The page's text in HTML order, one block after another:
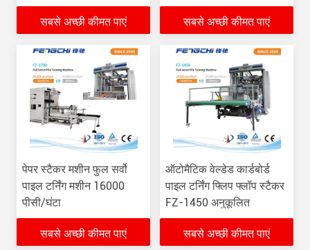
पाइल स्टैकर
सबसे अच्छी कीमत पाएं सबसे अच्छी कीमत पाएं
पेपर स्टैकर मशीन फुल सर्वो
पाइल टर्निंग मशीन 16000
पीसी/घंटा
सबसे अच्छी कीमत पाएं
ऑटोमैटिक वेल्डेड कार्डबोर्ड
पाइल टर्निंग फ्लिप फ्लॉप स्टैकर
FZ-1450 अनुकूलित
सबसे अच्छी कीमत पाएं